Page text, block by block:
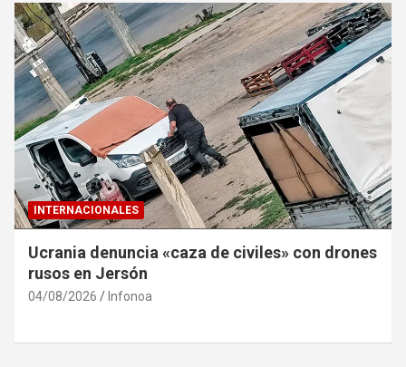
INTERNACIONALES
Ucrania denuncia «caza de civiles» con drones
rusos en Jersón
04/08/2026 Infonoa